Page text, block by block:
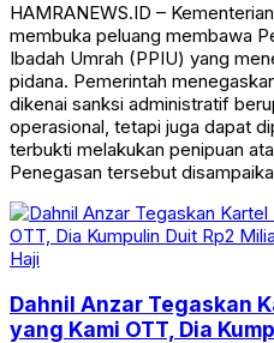
HAMRANEWS.ID –
membuka peluang membawa
Ibadah Umrah (PPIU) yang
pidana. Pemerintah
dikenai sanksi administratif
operasional, tetapi juga dapat
terbukti melakukan penipuan
Penegasan tersebut
Haji
Dahnil Anzar Tegaskan
yang Kami OTT, Dia